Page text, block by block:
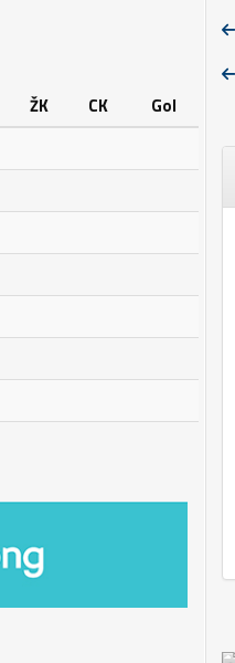
ŽK CK
Gol